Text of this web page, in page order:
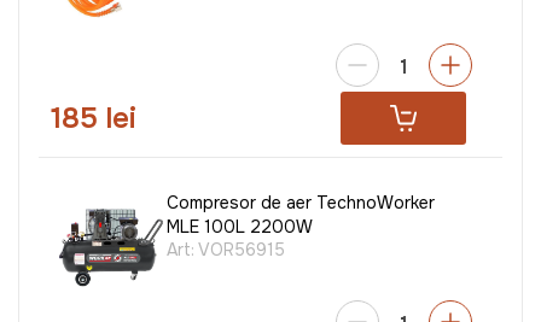
185 lei
Compresor de aer TechnoWorker
MLE 100L 2200W
Art: VOR56915